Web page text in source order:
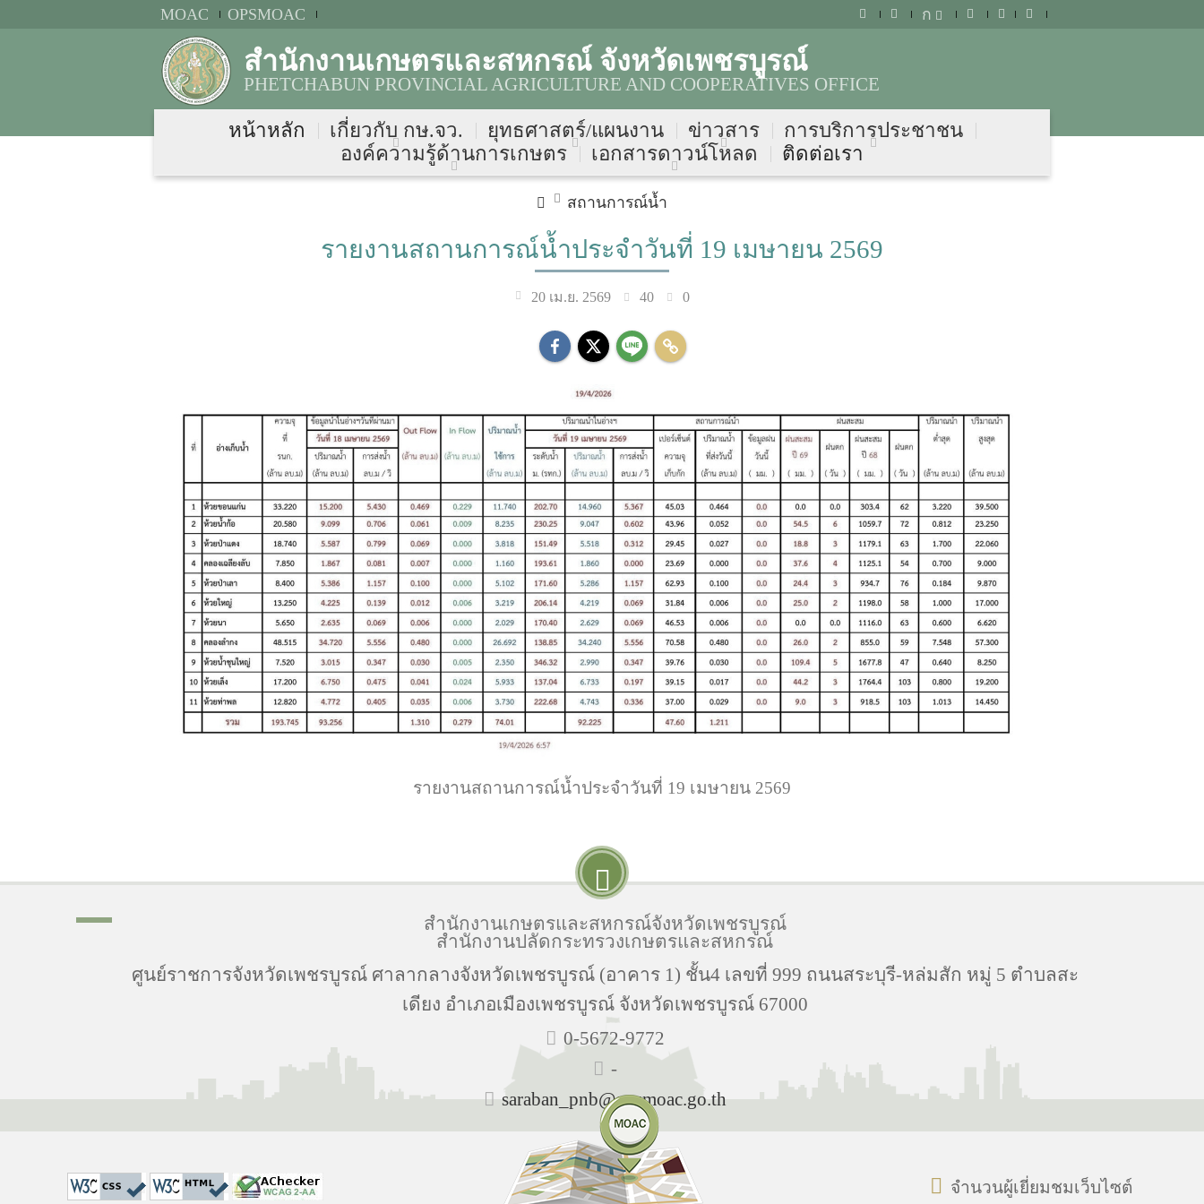
MOAC OPSMOAC ก
สำนักงานเกษตรและสหกรณ์ จังหวัดเพชรบูรณ์
PHETCHABUN PROVINCIAL AGRICULTURE AND COOPERATIVES OFFICE
หน้าหลัก เกี่ยวกับ กษ.จว. ยุทธศาสตร์/แผนงาน ข่าวสาร
การบริการประชาชน
องค์ความรู้ด้านการเกษตร
เอกสารดาวน์โหลด ติดต่อเรา
สถานการณ์น้ำ
รายงานสถานการณ์น้ำประจำวันที่ 19 เมษายน 2569
20 เม.ย. 2569 40 0
รายงานสถานการณ์น้ำประจำวันที่ 19 เมษายน 2569
สำนักงานเกษตรและสหกรณ์จังหวัดเพชรบูรณ์
สำนักงานปลัดกระทรวงเกษตรและสหกรณ์
ศูนย์ราชการจังหวัดเพชรบูรณ์ ศาลากลางจังหวัดเพชรบูรณ์ (อาคาร 1) ชั้น4 เลขที่ 999 ถนนสระบุรี-หล่มสัก หมู่ 5 ตำบลสะ
เดียง อำเภอเมืองเพชรบูรณ์ จังหวัดเพชรบูรณ์ 67000
0-5672-9772
-
saraban_pnb@opsmoac.go.th
จำนวนผู้เยี่ยมชมเว็บไซต์